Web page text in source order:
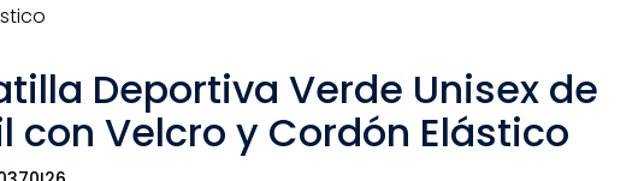
Deportiva Verde Unisex de
con Velcro y Cordón Elástico